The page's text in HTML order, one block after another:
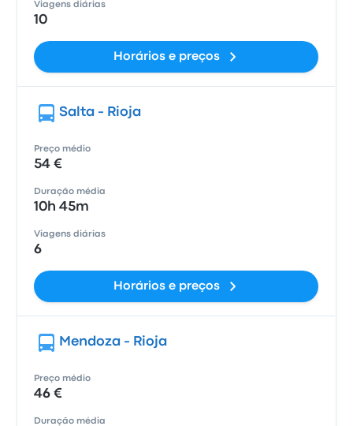
Viagens diárias
10
Horários e preços
Salta - Rioja
Preço médio
54 €
Duração média
10h 45m
Viagens diárias
6
Horários e preços
Mendoza - Rioja
Preço médio
46 €
Duração média